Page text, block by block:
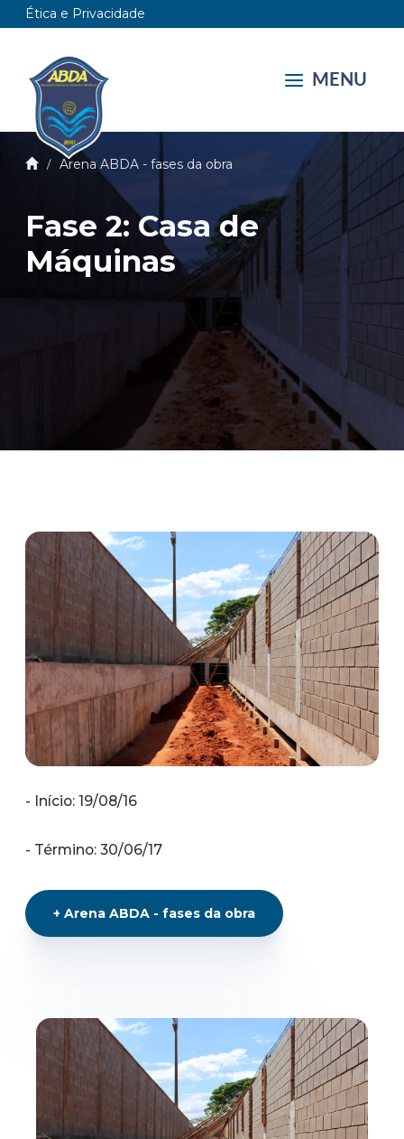
Ética e Privacidade
MENU
Arena ABDA - fases da obra
Fase 2: Casa de
Máquinas
- Início: 19/08/16
- Término: 30/06/17
+Arena ABDA - fases da obra